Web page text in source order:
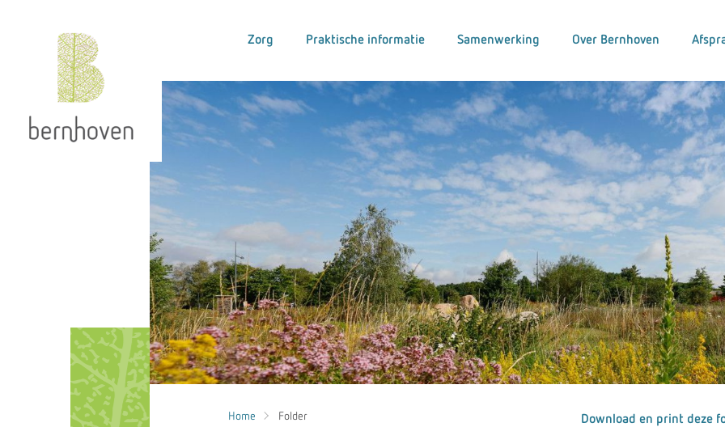
Zorg Praktische informatie Samenwerking Over Bernhoven
Home Folder Download en print deze